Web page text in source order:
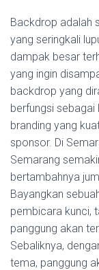
Backdrop adalah
yang seringkali
dampak besar
yang ingin
backdrop yang
berfungsi
branding yang
sponsor. Di
Semarang
bertambahnya
Bayangkan
pembicara kunci,
panggung akan
Sebaliknya,
tema, panggung